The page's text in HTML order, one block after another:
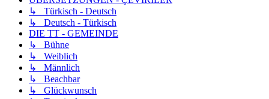
↳ Türkisch - Deutsch
↳ Deutsch - Türkisch
DIE TT - GEMEINDE
↳ Bühne
↳ Weiblich
↳ Männlich
↳ Beachbar
↳ Glückwunsch